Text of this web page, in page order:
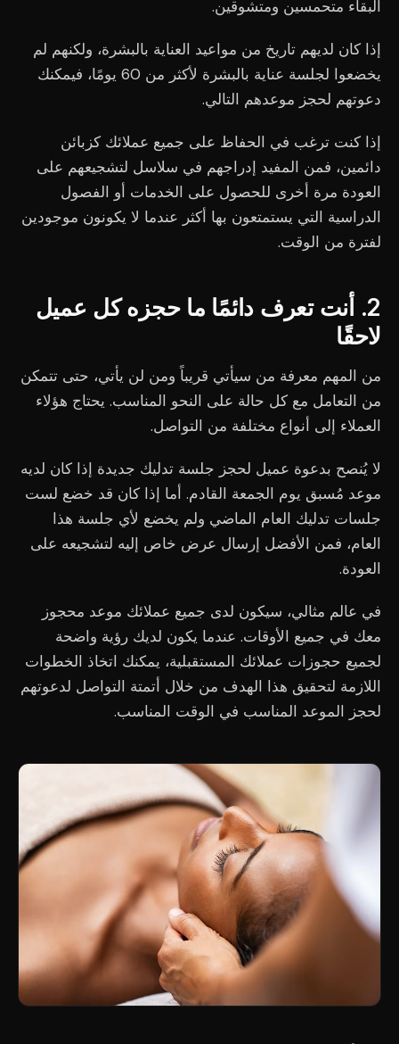
البقاء متحمسين ومتشوقين.
إذا كان لديهم تاريخ من مواعيد العناية بالبشرة، ولكنهم لم
يخضعوا لجلسة عناية بالبشرة لأكثر من 60 يومًا، فيمكنك
دعوتهم لحجز موعدهم التالي.
إذا كنت ترغب في الحفاظ على جميع عملائك كزبائن
دائمين، فمن المفيد إدراجهم في سلاسل لتشجيعهم على
العودة مرة أخرى للحصول على الخدمات أو الفصول
الدراسية التي يستمتعون بها أكثر عندما لا يكونون موجودين
لفترة من الوقت.
2. أنت تعرف دائمًا ما حجزه كل عميل
لاحقًا
من المهم معرفة من سيأتي قريباً ومن لن يأتي، حتى تتمكن
من التعامل مع كل حالة على النحو المناسب. يحتاج هؤلاء
العملاء إلى أنواع مختلفة من التواصل.
لا يُنصح بدعوة عميل لحجز جلسة تدليك جديدة إذا كان لديه
موعد مُسبق يوم الجمعة القادم. أما إذا كان قد خضع لست
جلسات تدليك العام الماضي ولم يخضع لأي جلسة هذا
العام، فمن الأفضل إرسال عرض خاص إليه لتشجيعه على
العودة.
في عالم مثالي، سيكون لدى جميع عملائك موعد محجوز
معك في جميع الأوقات. عندما يكون لديك رؤية واضحة
لجميع حجوزات عملائك المستقبلية، يمكنك اتخاذ الخطوات
اللازمة لتحقيق هذا الهدف من خلال أتمتة التواصل لدعوتهم
لحجز الموعد المناسب في الوقت المناسب.